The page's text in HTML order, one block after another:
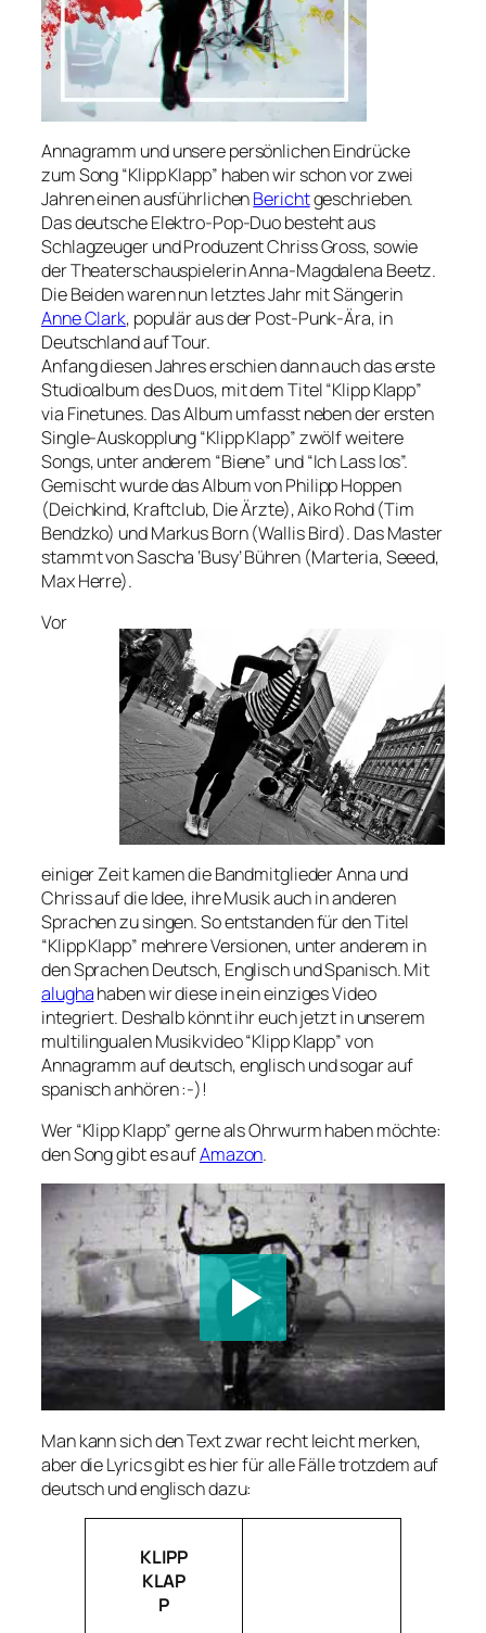
Annagramm und unsere persönlichen Eindrücke
zum Song “Klipp Klapp” haben wir schon vor zwei
Jahren einen ausführlichenBerichtgeschrieben.
Das deutsche Elektro-Pop-Duo besteht aus
Schlagzeuger und Produzent Chriss Gross, sowie
der Theaterschauspielerin Anna-Magdalena Beetz.
Die Beiden waren nun letztes Jahr mit Sängerin
Anne Clark, populär aus der Post-Punk-Ära, in
Deutschland auf Tour.
Anfang diesen Jahres erschien dann auch das erste
Studioalbum des Duos, mit dem Titel “Klipp Klapp”
via Finetunes. Das Album umfasst neben der ersten
Single-Auskopplung “Klipp Klapp” zwölf weitere
Songs, unter anderem “Biene” und “Ich Lass los”.
Gemischt wurde das Album von Philipp Hoppen
(Deichkind, Kraftclub, Die Ärzte), Aiko Rohd (Tim
Bendzko) und Markus Born (Wallis Bird). Das Master
stammt von Sascha ‘Busy’ Bühren (Marteria, Seeed,
Max Herre).
Vor
einiger Zeit kamen die Bandmitglieder Anna und
Chriss auf die Idee, ihre Musik auch in anderen
Sprachen zu singen. So entstanden für den Titel
“Klipp Klapp” mehrere Versionen, unter anderem in
den Sprachen Deutsch, Englisch und Spanisch. Mit
alughahaben wir diese in ein einziges Video
integriert. Deshalb könnt ihr euch jetzt in unserem
multilingualen Musikvideo “Klipp Klapp” von
Annagramm auf deutsch, englisch und sogar auf
spanisch anhören :-)!
Wer “Klipp Klapp” gerne als Ohrwurm haben möchte:
den Song gibt es aufAmazon.
Man kann sich den Text zwar recht leicht merken,
aber die Lyrics gibt es hier für alle Fälle trotzdem auf
deutsch und englisch dazu:
KLIPP
KLAP
P